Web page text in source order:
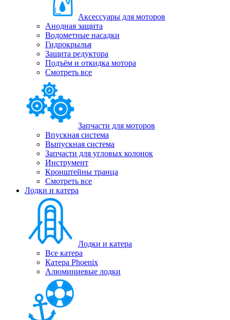
Аксессуары для моторов
Анодная защита
Водометные насадки
Гидрокрылья
Защита редуктора
Подъём и откидка мотора
Смотреть все
Запчасти для моторов
Впускная система
Выпускная система
Запчасти для угловых колонок
Инструмент
Кронштейны транца
Смотреть все
Лодки и катера
Лодки и катера
Все катера
Катера Phoenix
Алюминиевые лодки